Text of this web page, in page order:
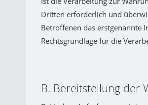
Dritten erforderlich und
Betroffenen das erstgenannte
Rechtsgrundlage für die
B. Bereitstellung der